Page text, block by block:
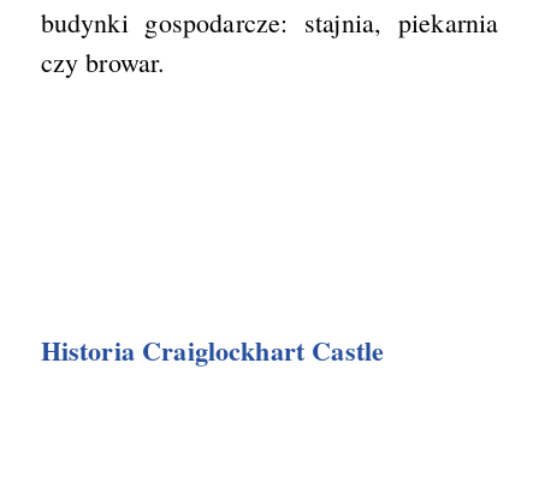
budynki gospodarcze: stajnia, piekarnia
czy browar.
Historia Craiglockhart Castle